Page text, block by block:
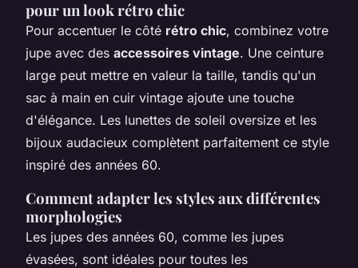
pour un look rétro chic
Pour accentuer le côté rétro chic, combinez votre
jupe avec des accessoires vintage. Une ceinture
large peut mettre en valeur la taille, tandis qu'un
sac à main en cuir vintage ajoute une touche
d'élégance. Les lunettes de soleil oversize et les
bijoux audacieux complètent parfaitement ce style
inspiré des années 60.
Comment adapter les styles aux différentes
morphologies
Les jupes des années 60, comme les jupes
évasées, sont idéales pour toutes les